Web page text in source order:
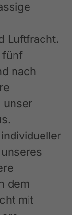
Luftfracht.
fünf
nach
unser
dem
mit